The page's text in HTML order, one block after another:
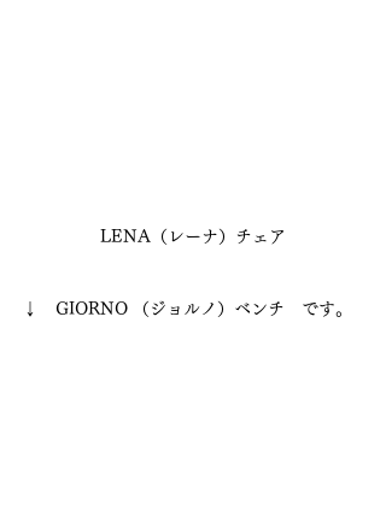
LENA（レーナ）チェア
↓　GIORNO （ジョルノ）ベンチ　です。